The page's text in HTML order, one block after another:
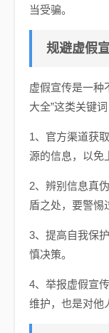
当受骗。
规避虚假
虚假宣传是一种
大全”这类关键
1、官方渠道获
源的信息，以免
2、辨别信息真
盾之处，要警惕
3、提高自我保
慎决策。
4、举报虚假宣
维护，也是对他